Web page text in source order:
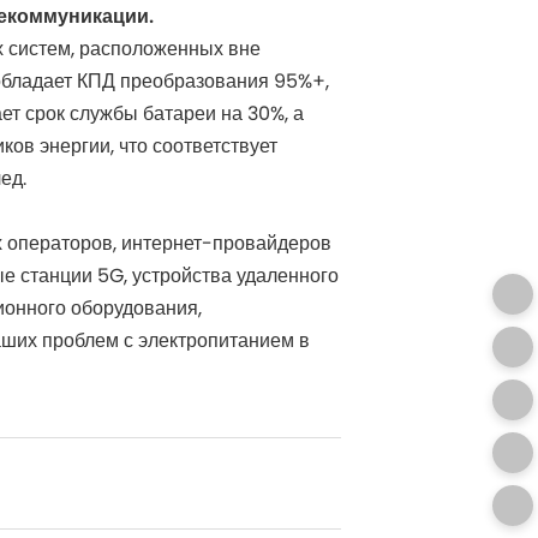
систем, расположенных вне
КПД преобразования 95%+,
срок службы батареи на 30%, а
энергии, что соответствует
интернет-провайдеров
станции 5G, устройства удаленного
оборудования,
проблем с электропитанием в